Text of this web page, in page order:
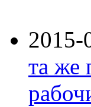
2015-
та же